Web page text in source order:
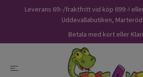
Leverans 69:-/fraktfritt vid köp 699:-!
Uddevallabutiken, Marteröd
Betala med kort eller